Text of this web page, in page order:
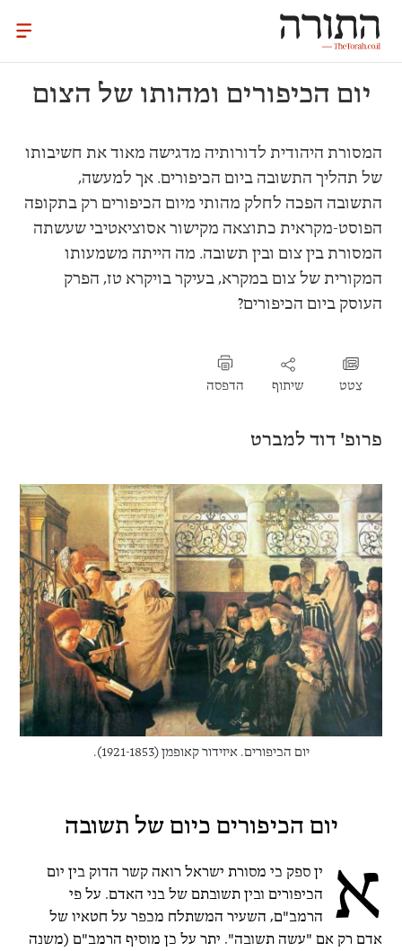
יום הכיפורים ומהותו של הצום
המסורת היהודית לדורותיה מדגישה מאוד את חשיבותו
של תהליך התשובה ביום הכיפורים. אך למעשה,
התשובה הפכה לחלק מהותי מיום הכיפורים רק בתקופה
הפוסט-מקראית כתוצאה מקישור אסוציאטיבי שעשתה
המסורת בין צום ובין תשובה. מה הייתה משמעותו
המקורית של צום במקרא, בעיקר בויקרא טז, הפרק
העוסק ביום הכיפורים?
הדפסה שיתוף צטט
פרופ' דוד למברט
יום הכיפורים. איזידור קאופמן (1921-1853).
יום הכיפורים כיום של תשובה
א
ין ספק כי מסורת ישראל רואה קשר הדוק בין יום
הכיפורים ובין תשובתם של בני האדם. על פי
הרמב"ם, השעיר המשתלח מכפר על חטאיו של
אדם רק אם "עשה תשובה". יתר על כן מוסיף הרמב"ם (משנה